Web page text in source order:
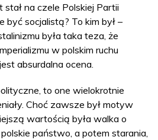
na czele Polskiej Partii
być socjalistą? To kim był –
była taka teza, że
w polskim ruchu
absurdalna ocena.
to one wielokrotnie
Choć zawsze był motyw
wartością była walka o
państwo, a potem starania,